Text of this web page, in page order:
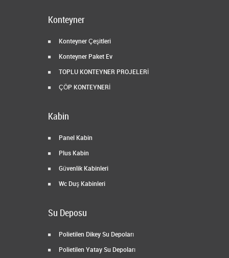
Konteyner
Konteyner Çeşitleri
Konteyner Paket Ev
TOPLU KONTEYNER PROJELERİ
ÇÖP KONTEYNERİ
Kabin
Panel Kabin
Plus Kabin
Güvenlik Kabinleri
Wc Duş Kabinleri
Su Deposu
Polietilen Dikey Su Depoları
Polietilen Yatay Su Depoları